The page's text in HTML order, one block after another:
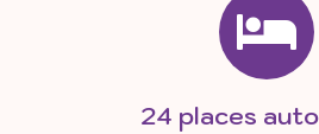
24 places